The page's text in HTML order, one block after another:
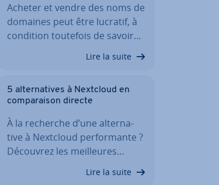
Acheter et vendre des noms de
domaines peut être lucratif, à
condition toutefois de savoir…
Lire la suite
5 al­ter­na­tives à Nextcloud en
com­pa­rai­son directe
À la recherche d’une al­ter­na­
tive à Nextcloud per­for­mante ?
Découvrez les meil­leures…
Lire la suite